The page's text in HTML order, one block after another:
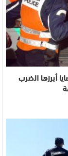
يُطيح بمبحوث عنه في 7 قضايا أبرزها الضرب